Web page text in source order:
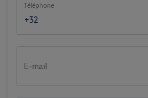
Téléphone
E-mail